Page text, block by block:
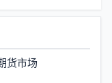
货市场